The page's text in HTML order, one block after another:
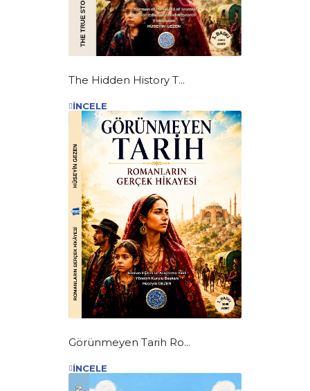
The Hidden History T...
İNCELE
Görünmeyen Tarih Ro...
İNCELE